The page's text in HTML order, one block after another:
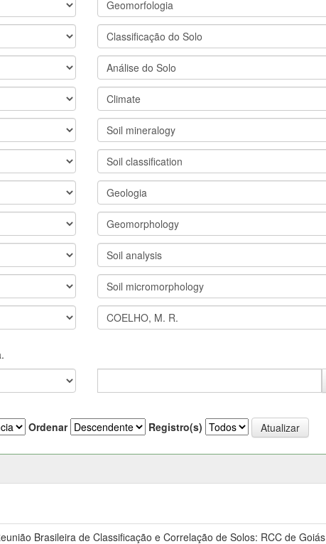
Ordenar Registro(s)
Brasileira de Classificação e Correlação de Solos: RCC de Goiás